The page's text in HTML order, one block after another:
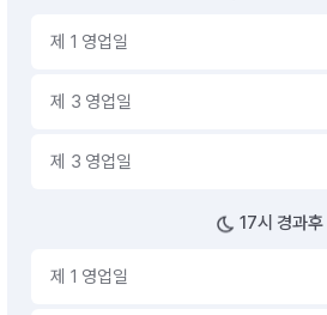
제 1 영업일
제 3 영업일
제 3 영업일
17시 경과후
제 1 영업일